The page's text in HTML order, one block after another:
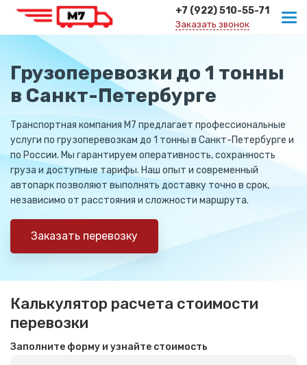
+7 (922) 510-55-71
Заказать звонок
Грузоперевозки до 1 тонны
в Санкт-Петербурге
Транспортная компания М7 предлагает профессиональные
услуги по грузоперевозкам до 1 тонны в Санкт-Петербурге и
по России. Мы гарантируем оперативность, сохранность
груза и доступные тарифы. Наш опыт и современный
автопарк позволяют выполнять доставку точно в срок,
независимо от расстояния и сложности маршрута.
Заказать перевозку
Калькулятор расчета стоимости
перевозки
Заполните форму и узнайте стоимость